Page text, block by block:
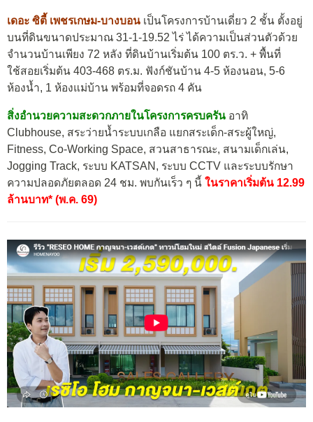
เดอะ ซิตี้ เพชรเกษม-บางบอน เป็นโครงการบ้านเดี่ยว 2 ชั้น ตั้งอยู่
บนที่ดินขนาดประมาณ 31-1-19.52 ไร่ ได้ความเป็นส่วนตัวด้วย
จำนวนบ้านเพียง 72 หลัง ที่ดินบ้านเริ่มต้น 100 ตร.ว. + พื้นที่
ใช้สอยเริ่มต้น 403-468 ตร.ม. ฟังก์ชันบ้าน 4-5 ห้องนอน, 5-6
ห้องน้ำ, 1 ห้องแม่บ้าน พร้อมที่จอดรถ 4 คัน
สิ่งอำนวยความสะดวกภายในโครงการครบครัน อาทิ
Clubhouse, สระว่ายน้ำระบบเกลือ แยกสระเด็ก-สระผู้ใหญ่,
Fitness, Co-Working Space, สวนสาธารณะ, สนามเด็กเล่น,
Jogging Track, ระบบ KATSAN, ระบบ CCTV และระบบรักษา
ความปลอดภัยตลอด 24 ชม. พบกันเร็ว ๆ นี้ ในราคาเริ่มต้น 12.99
ล้านบาท* (พ.ค. 69)